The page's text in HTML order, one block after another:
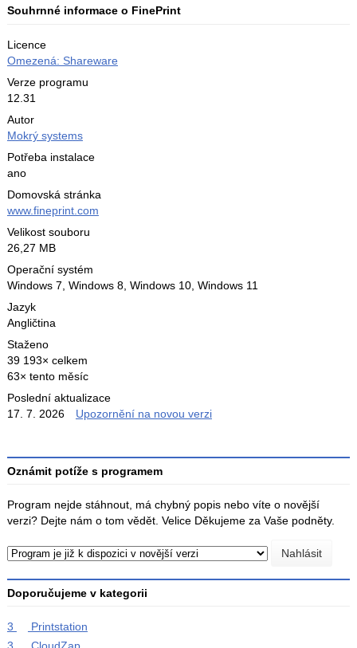
Souhrnné informace o FinePrint
Licence
Omezená: Shareware
Verze programu
12.31
Autor
Mokrý systems
Potřeba instalace
ano
Domovská stránka
www.fineprint.com
Velikost souboru
26,27 MB
Operační systém
Windows 7, Windows 8, Windows 10, Windows 11
Jazyk
Angličtina
Staženo
39 193× celkem
63× tento měsíc
Poslední aktualizace
17. 7. 2026
Upozornění na novou verzi
Oznámit potíže s programem
Program nejde stáhnout, má chybný popis nebo víte o novější
verzi? Dejte nám o tom vědět. Velice Děkujeme za Vaše podněty.
Doporučujeme v kategorii
3
Printstation
3
CloudZap